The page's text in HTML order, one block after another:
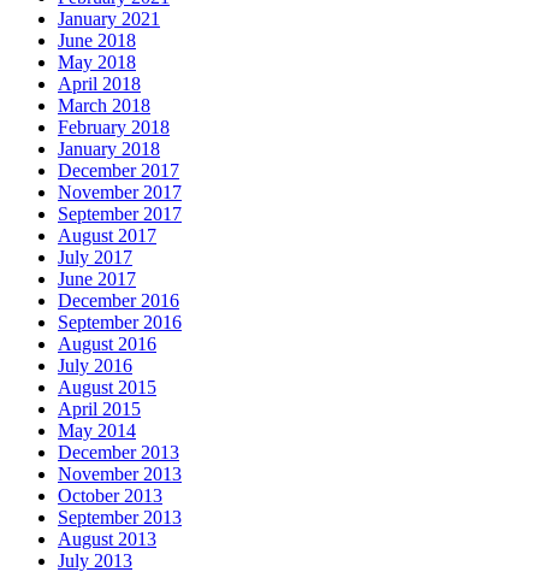
January 2021
June 2018
May 2018
April 2018
March 2018
February 2018
January 2018
December 2017
November 2017
September 2017
August 2017
July 2017
June 2017
December 2016
September 2016
August 2016
July 2016
August 2015
April 2015
May 2014
December 2013
November 2013
October 2013
September 2013
August 2013
July 2013